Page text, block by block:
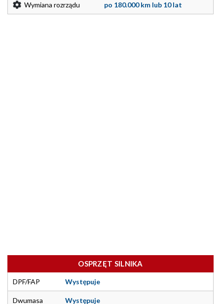
Wymiana rozrządu po 180.000 km lub 10 lat
OSPRZĘT SILNIKA
DPF/FAP Występuje
Dwumasa Występuje